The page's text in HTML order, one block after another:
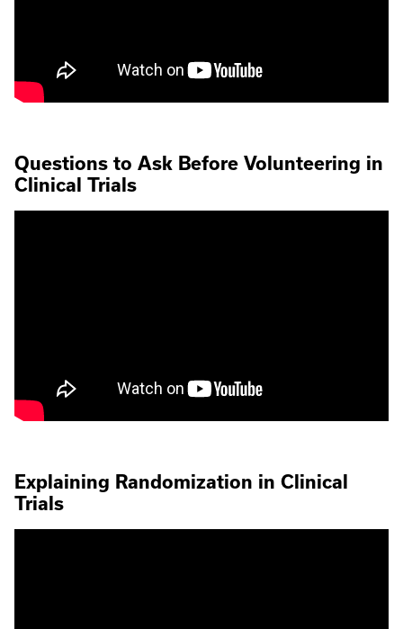
Questions to Ask Before Volunteering in
Clinical Trials
Explaining Randomization in Clinical
Trials